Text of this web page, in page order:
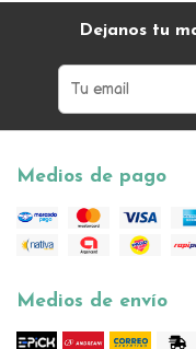
Dejanos tu
Medios de pago
Medios de envío